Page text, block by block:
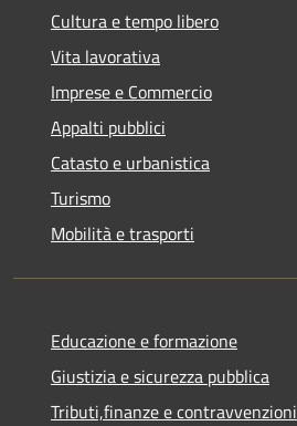
Cultura e tempo libero
Vita lavorativa
Imprese e Commercio
Appalti pubblici
Catasto e urbanistica
Turismo
Mobilità e trasporti
Educazione e formazione
Giustizia e sicurezza pubblica
Tributi,finanze e contravvenzioni